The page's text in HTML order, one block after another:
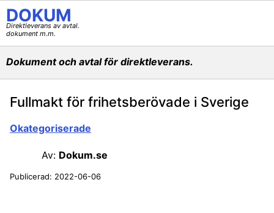
DOKUM
Direktleverans av avtal.
dokument m.m.
Dokument och avtal för direktleverans.
Fullmakt för frihetsberövade i Sverige
Okategoriserade
Av: Dokum.se
Publicerad: 2022-06-06